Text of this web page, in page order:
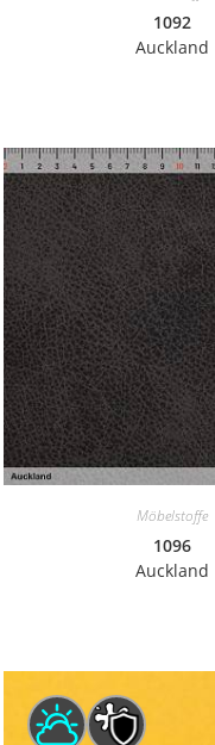
1092
Auckland
Möbelstoffe
1096
Auckland